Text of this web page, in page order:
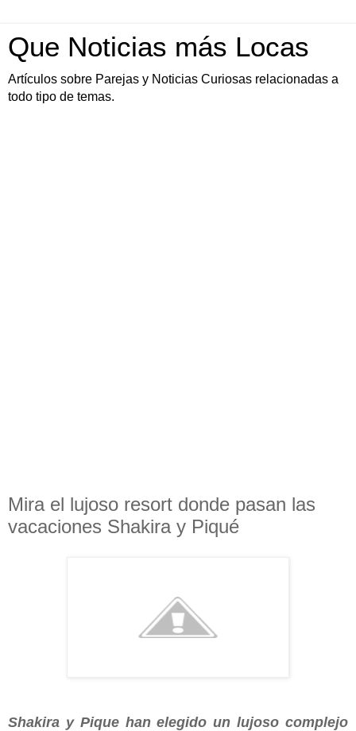
Que Noticias más Locas
Artículos sobre Parejas y Noticias Curiosas relacionadas a
todo tipo de temas.
Mira el lujoso resort donde pasan las
vacaciones Shakira y Piqué
Shakira y Pique han elegido un lujoso complejo